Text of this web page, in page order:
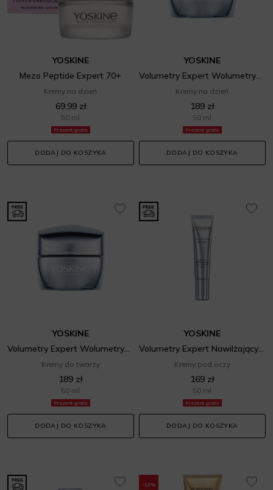
Prezent gratis
YOSKINE
Mezo Peptide Expert 70+
Kremy na dzień
69,99 zł
50 ml
DODAJ DO KOSZYKA
Prezent gratis
YOSKINE
Volumetry Expert Wolumetryczny Hipernawilżacz Na Dzień
Kremy na dzień
189 zł
50 ml
DODAJ DO KOSZYKA
Prezent gratis
YOSKINE
Kremy do twarzy
189 zł
50 ml
DODAJ DO KOSZYKA
Prezent gratis
YOSKINE
Volumetry Expert Nawilżający Krem Pod Oczy
Kremy pod oczy
169 zł
50 ml
DODAJ DO KOSZYKA
-12%